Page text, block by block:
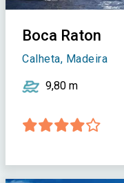
Boca Raton
Calheta, Madeira
9,80 m